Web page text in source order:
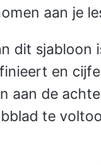
aan je
dit sjabloon
en
aan de
te